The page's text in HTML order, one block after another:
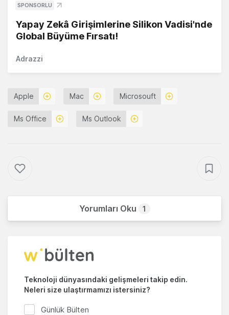
SPONSORLU
Yapay Zekâ Girişimlerine Silikon Vadisi'nde
Global Büyüme Fırsatı!
Adrazzi
Apple Mac Microsouft
Ms Office Ms Outlook
Yorumları Oku 1
Teknoloji dünyasındaki gelişmeleri takip edin.
Neleri size ulaştırmamızı istersiniz?
Günlük Bülten